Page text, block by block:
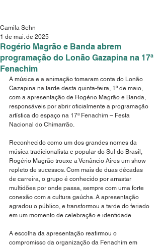
Rogério Magrão e Banda abrem
programação do Lonão Gazapina na 17ª
Fenachim
Camila Sehn
1 de mai. de 2025
A música e a animação tomaram conta do Lonão
Gazapina na tarde desta quinta-feira, 1º de maio,
com a apresentação de Rogério Magrão e Banda,
responsáveis por abrir oficialmente a programação
artística do espaço na 17ª Fenachim – Festa
Nacional do Chimarrão.
Reconhecido como um dos grandes nomes da
música tradicionalista e popular do Sul do Brasil,
Rogério Magrão trouxe a Venâncio Aires um show
repleto de sucessos. Com mais de duas décadas
de carreira, o grupo é conhecido por arrastar
multidões por onde passa, sempre com uma forte
conexão com a cultura gaúcha. A apresentação
agradou o público, e transformou a tarde do feriado
em um momento de celebração e identidade.
A escolha da apresentação reafirmou o
compromisso da organização da Fenachim em